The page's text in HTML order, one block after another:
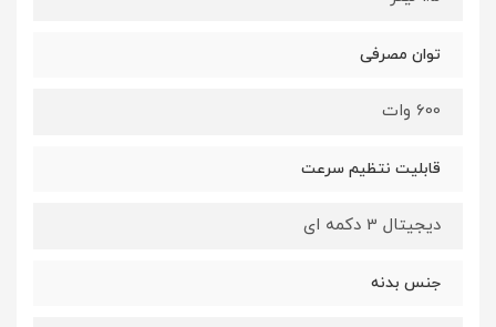
توان مصرفی
600 وات
قابلیت نتظیم سرعت
دیجیتال 3 دکمه ای
جنس بدنه